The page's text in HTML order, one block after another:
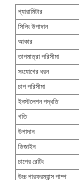
প্যারামিটার
সিলিং উপাদান
আকার
তাপমাত্রা পরিসীমা
সংযোগের ধরন
চাপ পরিসীমা
ইনস্টলেশন পদ্ধতি
গতি
উপাদান
ডিজাইন
চাপের রেটিং
উচ্চ পারফরম্যান্স পাম্প